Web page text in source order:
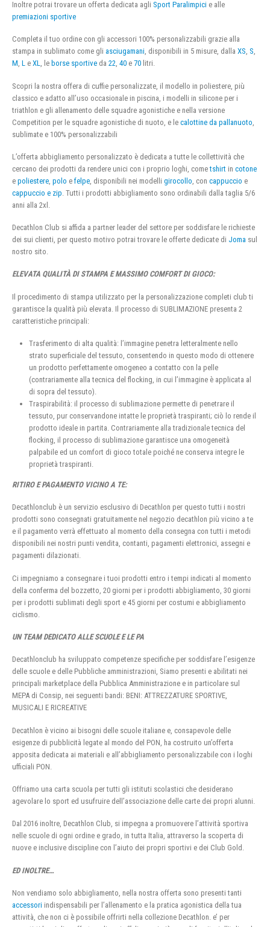
Inoltre potrai trovare un offerta dedicata agli Sport Paralimpici e alle
premiazioni sportive
Completa il tuo ordine con gli accessori 100% personalizzabili grazie alla
stampa in sublimato come gli asciugamani, disponibili in 5 misure, dalla XS, S,
M, L e XL, le borse sportive da 22, 40 e 70 litri.
Scopri la nostra offera di cuffie personalizzate, il modello in poliestere, più
classico e adatto all’uso occasionale in piscina, i modelli in silicone per i
triathlon e gli allenamento delle squadre agonistiche e nella versione
Competition per le squadre agonistiche di nuoto, e le calottine da pallanuoto
sublimate e 100% personalizzabili
L’offerta abbigliamento personalizzato è dedicata a tutte le collettività che
cercano dei prodotti da rendere unici con i proprio loghi, cometshirt in cotone
e poliestere polo e felpe , disponibili nei modelli girocollo , con cappuccio e
cappuccio e zip . Tutti i prodotti abbigliamento sono ordinabili dalla taglia 5/6
anni alla 2xl.
Decathlon Club si affida a partner leader del settore per soddisfare le richieste
dei sui clienti, per questo motivo potrai trovare le offerte dedicate di Joma sul
nostro sito.
ELEVATA QUALITÀ DI STAMPA E MASSIMO COMFORT DI GIOCO:
Il procedimento di stampa utilizzato per la personalizzazione completi club ti
garantisce la qualità più elevata. Il processo di SUBLIMAZIONE presenta 2
caratteristiche principali:
Trasferimento di alta qualità: l’immagine penetra letteralmente nello
strato superficiale del tessuto, consentendo in questo modo di ottenere
un prodotto perfettamente omogeneo a contatto con la pelle
(contrariamente alla tecnica del flocking, in cui l’immagine è applicata al
di sopra del tessuto).
Traspirabilità: il processo di sublimazione permette di penetrare il
tessuto, pur conservandone intatte le proprietà traspiranti; ciò lo rende il
prodotto ideale in partita. Contrariamente alla tradizionale tecnica del
flocking, il processo di sublimazione garantisce una omogeneità
palpabile ed un comfort di gioco totale poiché ne conserva integre le
proprietà traspiranti.
RITIRO E PAGAMENTO VICINO A TE:
Decathlonclub è un servizio esclusivo di Decathlon per questo tutti i nostri
prodotti sono consegnati gratuitamente nel negozio decathlon più vicino a te
e il pagamento verrà effettuato al momento della consegna con tutti i metodi
disponibili nei nostri punti vendita, contanti, pagamenti elettronici, assegni e
pagamenti dilazionati.
Ci impegniamo a consegnare i tuoi prodotti entro i tempi indicati al momento
della conferma del bozzetto, 20 giorni per i prodotti abbigliamento, 30 giorni
per i prodotti sublimati degli sport e 45 giorni per costumi e abbigliamento
ciclismo.
UN TEAM DEDICATO ALLE SCUOLE E LE PA
Decathlonclub ha sviluppato competenze specifiche per soddisfare l’esigenze
delle scuole e delle Pubbliche amministrazioni, Siamo presenti e abilitati nei
principali marketplace della Pubblica Amministrazione e in particolare sul
MEPA di Consip, nei seguenti bandi: BENI: ATTREZZATURE SPORTIVE,
MUSICALI E RICREATIVE
Decathlon è vicino ai bisogni delle scuole italiane e, consapevole delle
esigenze di pubblicità legate al mondo del PON, ha costruito un’offerta
apposita dedicata ai materiali e all’abbigliamento personalizzabile con i loghi
ufficiali PON.
Offriamo una carta scuola per tutti gli istituti scolastici che desiderano
agevolare lo sport ed usufruire dell’associazione delle carte dei propri alunni.
Dal 2016 inoltre, Decathlon Club, si impegna a promuovere l’attività sportiva
nelle scuole di ogni ordine e grado, in tutta Italia, attraverso la scoperta di
nuove e inclusive discipline con l’aiuto dei propri sportivi e dei Club Gold.
ED INOLTRE…
Non vendiamo solo abbigliamento, nella nostra offerta sono presenti tanti
accessori indispensabili per l’allenamento e la pratica agonistica della tua
attività, che non ci è possibile offrirti nella collezione Decathlon. e’ per